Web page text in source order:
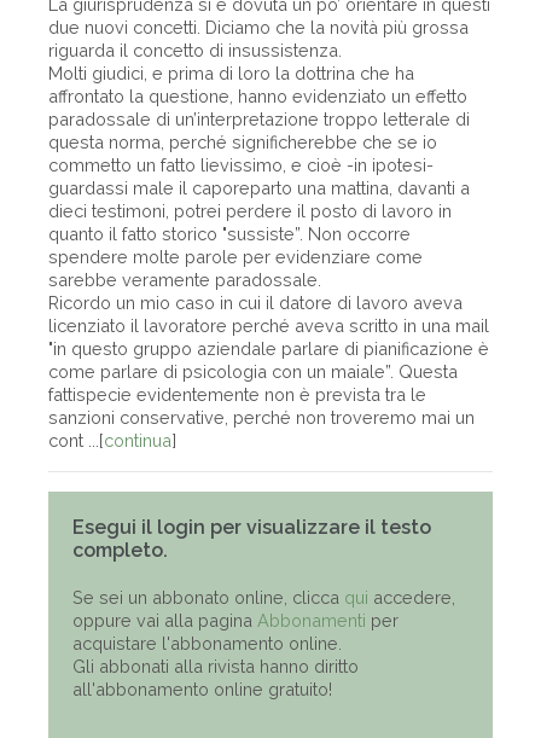
La giurisprudenza si è dovuta un po’ orientare in questi
due nuovi concetti. Diciamo che la novità più grossa
riguarda il concetto di insussistenza.
Molti giudici, e prima di loro la dottrina che ha
affrontato la questione, hanno evidenziato un effetto
paradossale di un’interpretazione troppo letterale di
questa norma, perché significherebbe che se io
commetto un fatto lievissimo, e cioè -in ipotesi-
guardassi male il caporeparto una mattina, davanti a
dieci testimoni, potrei perdere il posto di lavoro in
quanto il fatto storico "sussiste”. Non occorre
spendere molte parole per evidenziare come
sarebbe veramente paradossale.
Ricordo un mio caso in cui il datore di lavoro aveva
licenziato il lavoratore perché aveva scritto in una mail
"in questo gruppo aziendale parlare di pianificazione è
come parlare di psicologia con un maiale”. Questa
fattispecie evidentemente non è prevista tra le
sanzioni conservative, perché non troveremo mai un
cont ...[continua]
Esegui il login per visualizzare il testo
completo.
Se sei un abbonato online, clicca qui accedere,
oppure vai alla pagina Abbonamenti per
acquistare l'abbonamento online.
Gli abbonati alla rivista hanno diritto
all'abbonamento online gratuito!